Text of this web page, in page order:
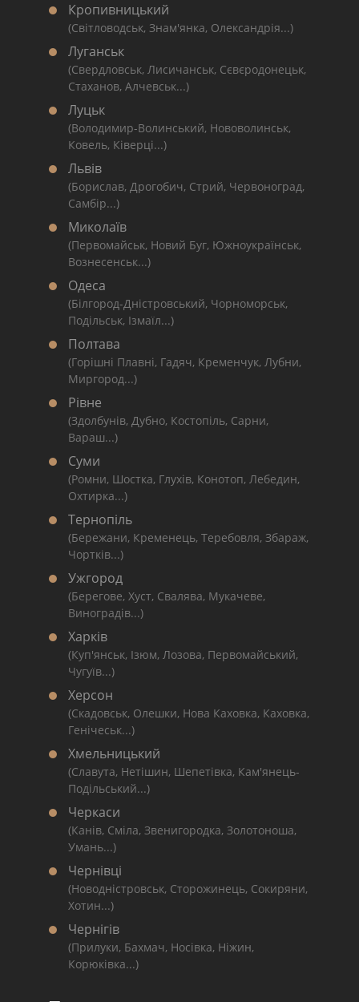
Кропивницький
(Світловодськ, Знам'янка, Олександрія...)
Луганськ
(Свердловськ, Лисичанськ, Сєвєродонецьк,
Стаханов, Алчевськ...)
Луцьк
(Володимир-Волинський, Нововолинськ,
Ковель, Ківерці...)
Львів
(Борислав, Дрогобич, Стрий, Червоноград,
Самбір...)
Миколаїв
(Первомайськ, Новий Буг, Южноукраїнськ,
Вознесенськ...)
Одеса
(Білгород-Дністровський, Чорноморськ,
Подільськ, Ізмаїл...)
Полтава
(Горішні Плавні, Гадяч, Кременчук, Лубни,
Миргород...)
Рівне
(Здолбунів, Дубно, Костопіль, Сарни,
Вараш...)
Суми
(Ромни, Шостка, Глухів, Конотоп, Лебедин,
Охтирка...)
Тернопіль
(Бережани, Кременець, Теребовля, Збараж,
Чортків...)
Ужгород
(Берегове, Хуст, Свалява, Мукачеве,
Виноградів...)
Харків
(Куп'янськ, Ізюм, Лозова, Первомайський,
Чугуїв...)
Херсон
(Скадовськ, Олешки, Нова Каховка, Каховка,
Генічеськ...)
Хмельницький
(Славута, Нетішин, Шепетівка, Кам'янець-
Подільський...)
Черкаси
(Канів, Сміла, Звенигородка, Золотоноша,
Умань...)
Чернівці
(Новодністровськ, Сторожинець, Сокиряни,
Хотин...)
Чернігів
(Прилуки, Бахмач, Носівка, Ніжин,
Корюківка...)